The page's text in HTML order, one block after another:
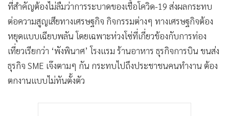
• Celeb Online
• Factcheck
• ญี่ปุ่น
• News1
• Gotomanager
ที่สำคัญต้องไม่ลืมว่าการระบาดของเชื้อโควิด-19 ส่งผลกระทบ
ต่อความสูญเสียทางเศรษฐกิจ กิจกรรมต่างๆ ทางเศรษฐกิจต้อง
หยุดแบบเฉียบพลัน โดยเฉพาะห่วงโซ่ที่เกี่ยวข้องกับการท่อง
เที่ยวเรียกว่า ‘พังพินาศ’ โรงแรม ร้านอาหาร ธุรกิจการบิน ขนส่ง
ธุรกิจ SME เจ๊งตามๆ กัน กระทบไปถึงประชาชนคนทำงาน ต้อง
ตกงานแบบไม่ทันตั้งตัว